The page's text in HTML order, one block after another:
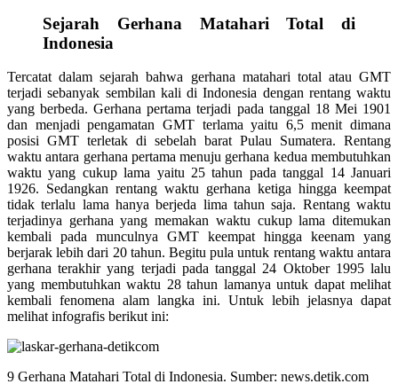
Sejarah Gerhana Matahari Total di
Indonesia
Tercatat dalam sejarah bahwa gerhana matahari total atau GMT
terjadi sebanyak sembilan kali di Indonesia dengan rentang waktu
yang berbeda. Gerhana pertama terjadi pada tanggal 18 Mei 1901
dan menjadi pengamatan GMT terlama yaitu 6,5 menit dimana
posisi GMT terletak di sebelah barat Pulau Sumatera. Rentang
waktu antara gerhana pertama menuju gerhana kedua membutuhkan
waktu yang cukup lama yaitu 25 tahun pada tanggal 14 Januari
1926. Sedangkan rentang waktu gerhana ketiga hingga keempat
tidak terlalu lama hanya berjeda lima tahun saja. Rentang waktu
terjadinya gerhana yang memakan waktu cukup lama ditemukan
kembali pada munculnya GMT keempat hingga keenam yang
berjarak lebih dari 20 tahun. Begitu pula untuk rentang waktu antara
gerhana terakhir yang terjadi pada tanggal 24 Oktober 1995 lalu
yang membutuhkan waktu 28 tahun lamanya untuk dapat melihat
kembali fenomena alam langka ini. Untuk lebih jelasnya dapat
melihat infografis berikut ini:
9 Gerhana Matahari Total di Indonesia. Sumber: news.detik.com